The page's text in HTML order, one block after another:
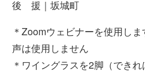
後 援｜坂城町
＊Zoomウェビナーを使用し
声は使用しません
＊ワイングラスを2脚（でき